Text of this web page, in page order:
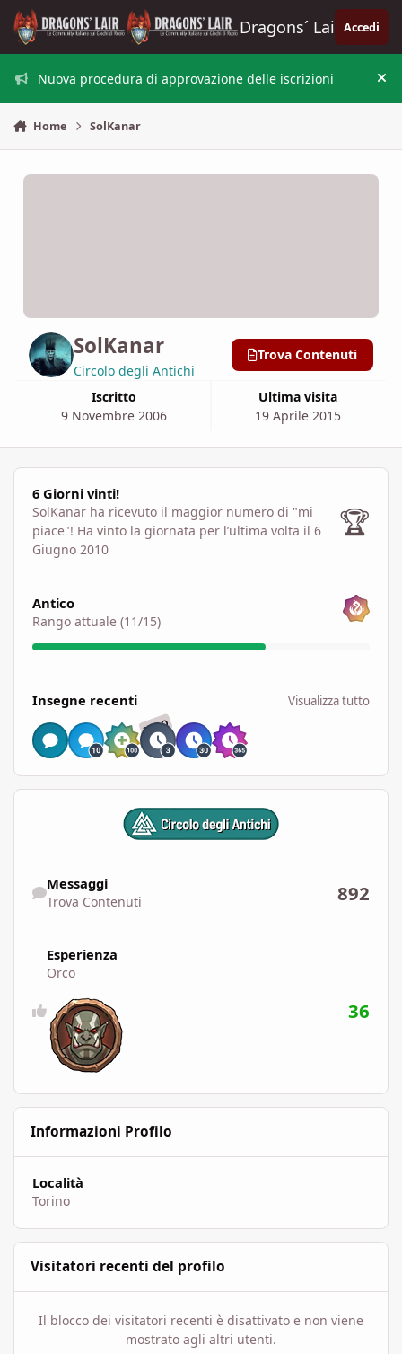
Vai al contenuto
Dragons´ Lair Accedi
Nuova procedura di approvazione delle iscrizioni
Home SolKanar
SolKanar
Circolo degli Antichi
Iscritto
9 Novembre 2006
Ultima visita
19 Aprile 2015
Trova Contenuti
6 Giorni vinti!
6 Giorni vinti!
SolKanar ha ricevuto il maggior numero di "mi
piace"! Ha vinto la giornata per l’ultima volta il 6
Giugno 2010
🏆
Antico
Rango attuale (11/15)
Insegne recenti Visualizza tutto
RARO
Messaggi
Trova Contenuti 892
Esperienza
Orco
36
Informazioni Profilo
Località
Torino
Visitatori recenti del profilo
Il blocco dei visitatori recenti è disattivato e non viene
mostrato agli altri utenti.